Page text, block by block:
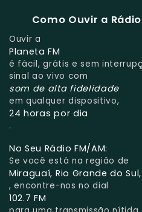
Como Ouvir a
Ouvir a
Planeta FM
é fácil, grátis e sem
sinal ao vivo com
som de alta fidelidade
em qualquer dispositivo,
24 horas por dia
.
No Seu Rádio FM/AM:
Se você está na região de
Miraguaí, Rio Grande do
, encontre-nos no dial
102.7 FM